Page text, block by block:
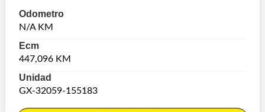
Odometro
N/A KM
Ecm
447,096 KM
Unidad
GX-32059-155183